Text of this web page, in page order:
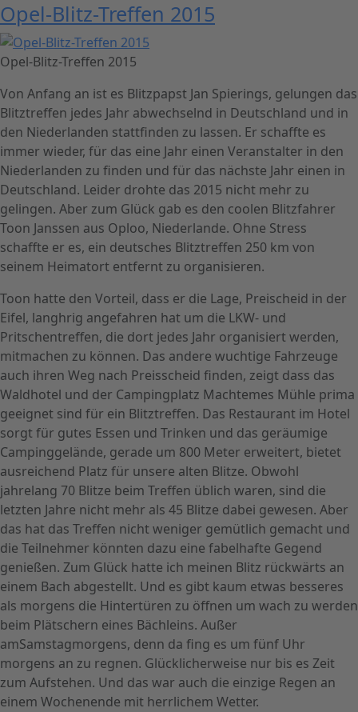
Opel-Blitz-Treffen 2015
Opel-Blitz-Treffen 2015
Von Anfang an ist es Blitzpapst Jan Spierings, gelungen das
Blitztreffen jedes Jahr abwechselnd in Deutschland und in
den Niederlanden stattfinden zu lassen. Er schaffte es
immer wieder, für das eine Jahr einen Veranstalter in den
Niederlanden zu finden und für das nächste Jahr einen in
Deutschland. Leider drohte das 2015 nicht mehr zu
gelingen. Aber zum Glück gab es den coolen Blitzfahrer
Toon Janssen aus Oploo, Niederlande. Ohne Stress
schaffte er es, ein deutsches Blitztreffen 250 km von
seinem Heimatort entfernt zu organisieren.
Toon hatte den Vorteil, dass er die Lage, Preischeid in der
Eifel, langhrig angefahren hat um die LKW- und
Pritschentreffen, die dort jedes Jahr organisiert werden,
mitmachen zu können. Das andere wuchtige Fahrzeuge
auch ihren Weg nach Preisscheid finden, zeigt dass das
Waldhotel und der Campingplatz Machtemes Mühle prima
geeignet sind für ein Blitztreffen. Das Restaurant im Hotel
sorgt für gutes Essen und Trinken und das geräumige
Campinggelände, gerade um 800 Meter erweitert, bietet
ausreichend Platz für unsere alten Blitze. Obwohl
jahrelang 70 Blitze beim Treffen üblich waren, sind die
letzten Jahre nicht mehr als 45 Blitze dabei gewesen. Aber
das hat das Treffen nicht weniger gemütlich gemacht und
die Teilnehmer könnten dazu eine fabelhafte Gegend
genießen. Zum Glück hatte ich meinen Blitz rückwärts an
einem Bach abgestellt. Und es gibt kaum etwas besseres
als morgens die Hintertüren zu öffnen um wach zu werden
beim Plätschern eines Bächleins. Außer
amSamstagmorgens, denn da fing es um fünf Uhr
morgens an zu regnen. Glücklicherweise nur bis es Zeit
zum Aufstehen. Und das war auch die einzige Regen an
einem Wochenende mit herrlichem Wetter.